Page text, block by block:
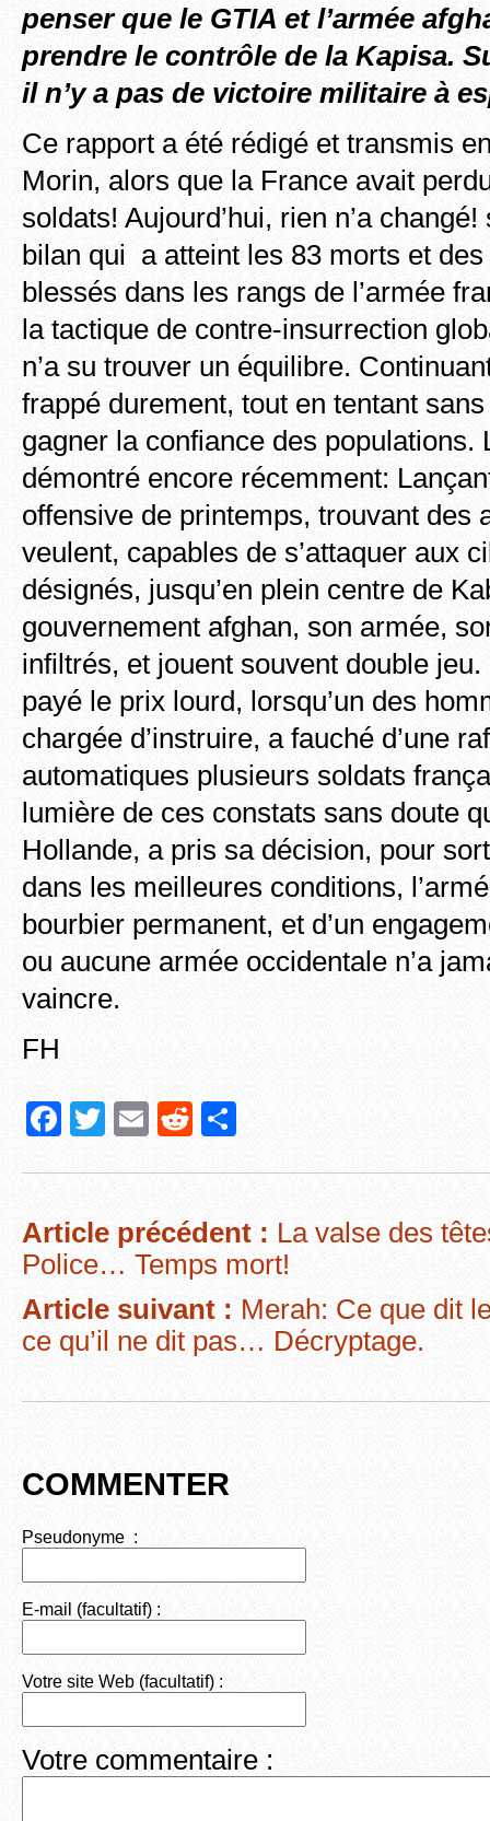
penser que le GTIA et l’armée
prendre le contrôle de la Kapisa.
il n’y a pas de victoire militaire à
Ce rapport a été rédigé et transmis
Morin, alors que la France avait
soldats! Aujourd’hui, rien n’a changé!
bilan qui a atteint les 83 morts et
blessés dans les rangs de l’armée
la tactique de contre-insurrection
n’a su trouver un équilibre.
frappé durement, tout en tentant
gagner la confiance des populations.
démontré encore récemment:
offensive de printemps, trouvant des
veulent, capables de s’attaquer aux
désignés, jusqu’en plein centre de
gouvernement afghan, son armée,
infiltrés, et jouent souvent double
payé le prix lourd, lorsqu’un des
chargée d’instruire, a fauché d’une
automatiques plusieurs soldats
lumière de ces constats sans doute
Hollande, a pris sa décision, pour
dans les meilleures conditions,
bourbier permanent, et d’un
ou aucune armée occidentale n’a
vaincre.
FH
F
e
b
o
o
k
T
er
E
R
di
t
g
er
Article précédent : La valse des
Police… Temps mort!
Article suivant : Merah: Ce que dit
ce qu’il ne dit pas… Décryptage.
COMMENTER
Pseudonyme :
E-mail (facultatif) :
Votre site Web (facultatif) :
Votre commentaire :